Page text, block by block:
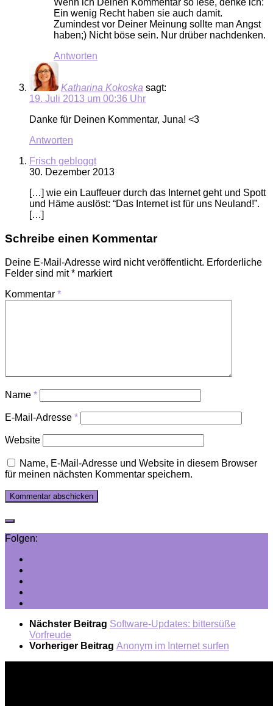
Wenn ich Deinen Kommentar so lese, denke ich:
Ein wenig Recht haben sie auch damit.
Zumindest vor Deiner Meinung sollte man Angst
haben;) Nicht böse sein. Nur drüber nachdenken.
Antworten
Katharina Kokoska sagt:
19. Juli 2013 um 00:36 Uhr
Danke für Deinen Kommentar, Juna! <3
Antworten
Frisch gebloggt
30. Dezember 2013
[…] wie ein Lauffeuer durch das Internet geht und Spott
und Häme auslöst: “Das Internet ist für uns Neuland!”.
[…]
Schreibe einen Kommentar
Deine E-Mail-Adresse wird nicht veröffentlicht. Erforderliche
Felder sind mit* markiert
Kommentar *
Name *
E-Mail-Adresse *
Website
Name, E-Mail-Adresse und Website in diesem Browser
für meinen nächsten Kommentar speichern.
Folgen:
Nächster Beitrag Software-Updates: bittersüße
Vorfreude
Vorheriger Beitrag Anonym im Internet surfen